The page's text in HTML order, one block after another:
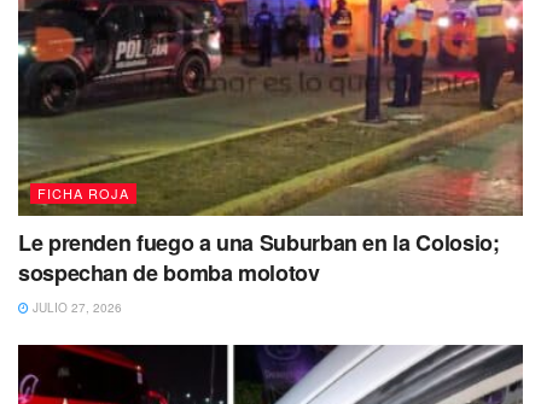
FICHA ROJA
Le prenden fuego a una Suburban en la Colosio;
sospechan de bomba molotov
JULIO 27, 2026